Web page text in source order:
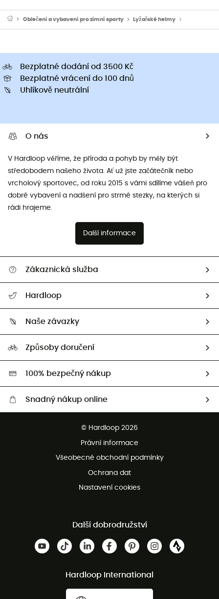
Oblečení a vybavení pro zimní sporty Lyžařské helmy
Bezplatné dodání od 3500 Kč
Bezplatné vrácení do 100 dnů
Uhlíkově neutrální
O nás
V Hardloop věříme, že příroda a pohyb by měly být
středobodem našeho života. Ať už jste začátečník nebo
vrcholový sportovec, od roku 2015 s vámi sdílíme vášeň pro
dobré vybavení a nadšení pro strmé stezky, na kterých si
rádi hrajeme.
Další informace
Zákaznická služba
Vrácení zboží a peněz
Hardloop
Naši Ambasadoři
Naše závazky
HardGreen
Způsoby doručení
100% bezpečný nákup
Snadný nákup online
Bezplatná zákaznická služba
© Hardloop 2026
Právní informace
Všeobecné obchodní podmínky
Ochrana dat
Nastavení cookies
Další dobrodružství
Hardloop International